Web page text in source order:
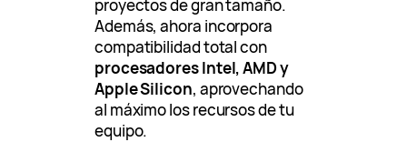
proyectos de gran tamaño.
Además, ahora incorpora
compatibilidad total con
procesadores Intel, AMD y
Apple Silicon, aprovechando
al máximo los recursos de tu
equipo.